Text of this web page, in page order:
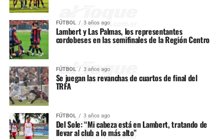
FÚTBOL 3 años ago
Lambert y Las Palmas, los representantes
cordobeses en las semifinales de la Región Centro
FÚTBOL 3 años ago
Se juegan las revanchas de cuartos de final del
TRFA
FÚTBOL 3 años ago
Del Sole: “Mi cabeza está en Lambert, tratando de
llevar al club a lo más alto”